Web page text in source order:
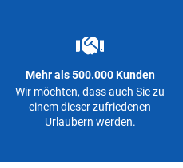
Mehr als 500.000 Kunden
Wir möchten, dass auch Sie zu
einem dieser zufriedenen
Urlaubern werden.